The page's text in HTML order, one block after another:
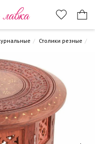
Столики резные